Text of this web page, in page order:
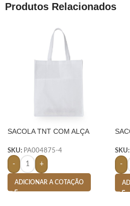
Produtos Relacionados
SACOLA TNT COM ALÇA
SKU: PA004875-4
- +
ADICIONAR A COTAÇÃO
SKU:
-